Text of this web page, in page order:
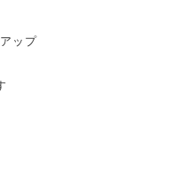
ップ